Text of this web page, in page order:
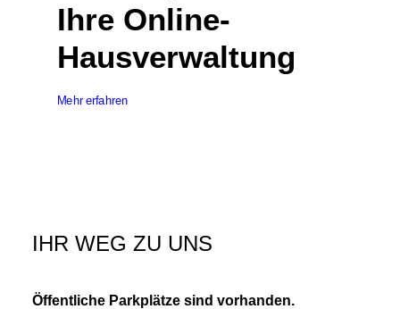
Ihre Online-
Hausverwaltung
Mehr erfahren
IHR WEG ZU UNS
Öffentliche Parkplätze sind vorhanden.